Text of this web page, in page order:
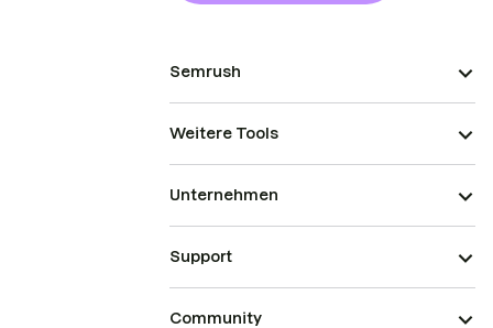
Semrush
Weitere Tools
Unternehmen
Support
Community